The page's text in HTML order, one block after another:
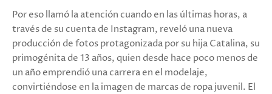
Por eso llamó la atención cuando en las últimas horas, a
través de su cuenta de Instagram, reveló una nueva
producción de fotos protagonizada por su hija Catalina, su
primogénita de 13 años, quien desde hace poco menos de
un año emprendió una carrera en el modelaje,
convirtiéndose en la imagen de marcas de ropa juvenil. El